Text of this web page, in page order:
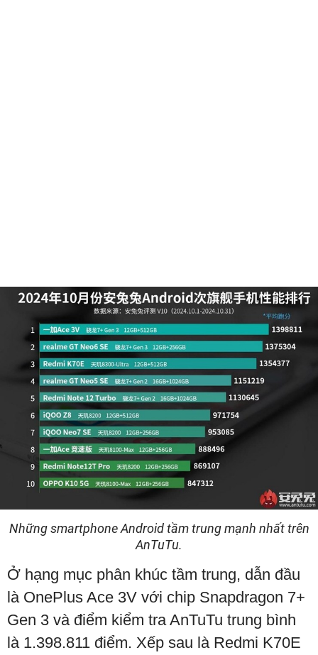
Những smartphone Android tầm trung mạnh nhất trên
AnTuTu.
Ở hạng mục phân khúc tầm trung, dẫn đầu
là OnePlus Ace 3V với chip Snapdragon 7+
Gen 3 và điểm kiểm tra AnTuTu trung bình
là 1.398.811 điểm. Xếp sau là Redmi K70E